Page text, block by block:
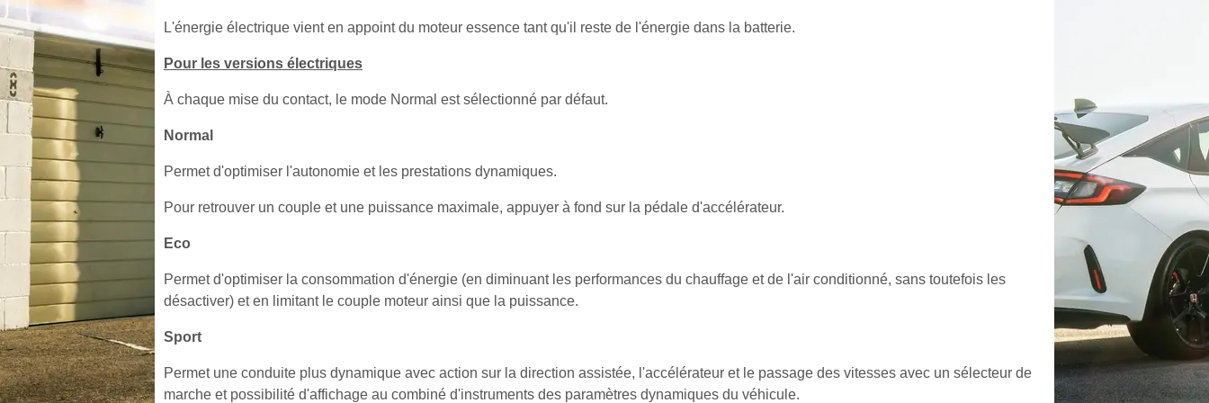
L'énergie électrique vient en appoint du moteur essence tant qu'il reste de l'énergie dans la batterie.
Pour les versions électriques
À chaque mise du contact, le mode Normal est sélectionné par défaut.
Normal
Permet d'optimiser l'autonomie et les prestations dynamiques.
Pour retrouver un couple et une puissance maximale, appuyer à fond sur la pédale d'accélérateur.
Eco
Permet d'optimiser la consommation d'énergie (en diminuant les performances du chauffage et de l'air conditionné, sans toutefois les
désactiver) et en limitant le couple moteur ainsi que la puissance.
Sport
Permet une conduite plus dynamique avec action sur la direction assistée, l'accélérateur et le passage des vitesses avec un sélecteur de
marche et possibilité d'affichage au combiné d'instruments des paramètres dynamiques du véhicule.